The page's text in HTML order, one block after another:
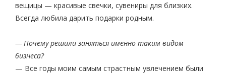
вещицы — красивые свечки, сувениры для близких.
Всегда любила дарить подарки родным.
— Почему решили заняться именно таким видом
бизнеса?
— Все годы моим самым страстным увлечением были